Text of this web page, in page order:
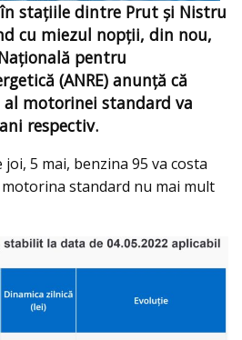
stațiile dintre Prut şi Nistru
cu miezul nopţii, din nou,
pentru
(ANRE) anunță că
al motorinei standard va
respectiv.
5 mai, benzina 95 va costa
motorina standard nu mai mult